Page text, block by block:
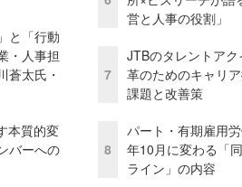
と「行動
・人事担
蒼太氏・
本質的変
バーへの
営と人事の役割」
7
JTBのタレントア
革のためのキャリ
課題と改善策
8
パート・有期雇用
年10月に変わる「
ライン」の内容